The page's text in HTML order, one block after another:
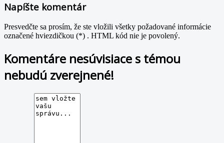
Napíšte komentár
Presvedčte sa prosím, že ste vložili všetky požadované informácie
označené hviezdičkou (*) . HTML kód nie je povolený.
Komentáre nesúvisiace s témou
nebudú zverejnené!